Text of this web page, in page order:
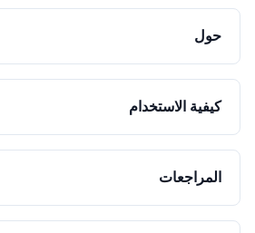
حول
كيفية الاستخدام
المراجعات